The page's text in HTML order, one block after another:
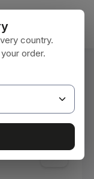
country.
order.